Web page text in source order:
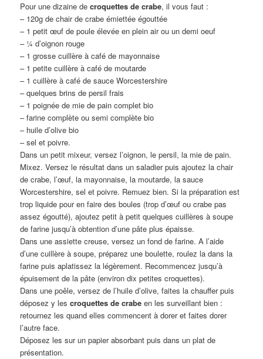
Pour une dizaine decroquettes de crabe, il vous faut :
– 120g de chair de crabe émiettée égouttée
– 1 petit œuf de poule élevée en plein air ou un demi oeuf
– ¼ d’oignon rouge
– 1 grosse cuillère à café de mayonnaise
– 1 petite cuillère à café de moutarde
– 1 cuillère à café de sauce Worcestershire
– quelques brins de persil frais
– 1 poignée de mie de pain complet bio
– farine complète ou semi complète bio
– huile d’olive bio
– sel et poivre.
Dans un petit mixeur, versez l’oignon, le persil, la mie de pain.
Mixez. Versez le résultat dans un saladier puis ajoutez la chair
de crabe, l’œuf, la mayonnaise, la moutarde, la sauce
Worcestershire, sel et poivre. Remuez bien. Si la préparation est
trop liquide pour en faire des boules (trop d’œuf ou crabe pas
assez égoutté), ajoutez petit à petit quelques cuillères à soupe
de farine jusqu’à obtention d’une pâte plus épaisse.
Dans une assiette creuse, versez un fond de farine. A l’aide
d’une cuillère à soupe, préparez une boulette, roulez la dans la
farine puis aplatissez la légèrement. Recommencez jusqu’à
épuisement de la pâte (environ dix petites croquettes).
Dans une poêle, versez de l’huile d’olive, faites la chauffer puis
déposez y lescroquettes de crabe en les surveillant bien :
retournez les quand elles commencent à dorer et faites dorer
l’autre face.
Déposez les sur un papier absorbant puis dans un plat de
présentation.